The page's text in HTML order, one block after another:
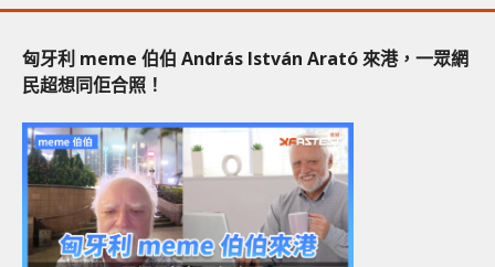
匈牙利 meme 伯伯 András István Arató 來港，一眾網
民超想同佢合照！